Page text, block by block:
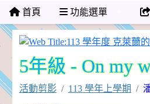
首頁 功能選單
5年級 - On my
活動剪影 113 學年上學期